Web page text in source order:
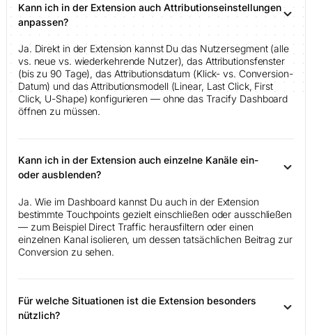
Kann ich in der Extension auch Attributionseinstellungen
anpassen?
Ja. Direkt in der Extension kannst Du das Nutzersegment (alle
vs. neue vs. wiederkehrende Nutzer), das Attributionsfenster
(bis zu 90 Tage), das Attributionsdatum (Klick- vs. Conversion-
Datum) und das Attributionsmodell (Linear, Last Click, First
Click, U-Shape) konfigurieren — ohne das Tracify Dashboard
öffnen zu müssen.
Kann ich in der Extension auch einzelne Kanäle ein-
oder ausblenden?
Ja. Wie im Dashboard kannst Du auch in der Extension
bestimmte Touchpoints gezielt einschließen oder ausschließen
— zum Beispiel Direct Traffic herausfiltern oder einen
einzelnen Kanal isolieren, um dessen tatsächlichen Beitrag zur
Conversion zu sehen.
Für welche Situationen ist die Extension besonders
nützlich?